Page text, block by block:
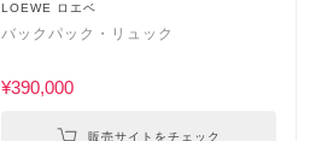
LOEWE ロエベ
バックパック・リュック
¥390,000
販売サイトをチェック